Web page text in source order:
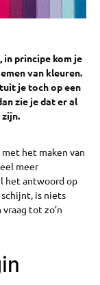
in principe kom je
van kleuren.
je toch op een
zie je dat er al
zijn.
het maken van
meer
het antwoord op
is niets
vraag tot zo’n